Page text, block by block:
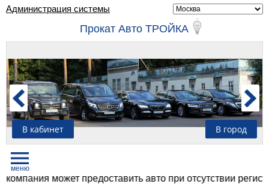
Администрация системы
Прокат Авто ТРОЙКА
В кабинет В город
может предоставить авто при отсутствии